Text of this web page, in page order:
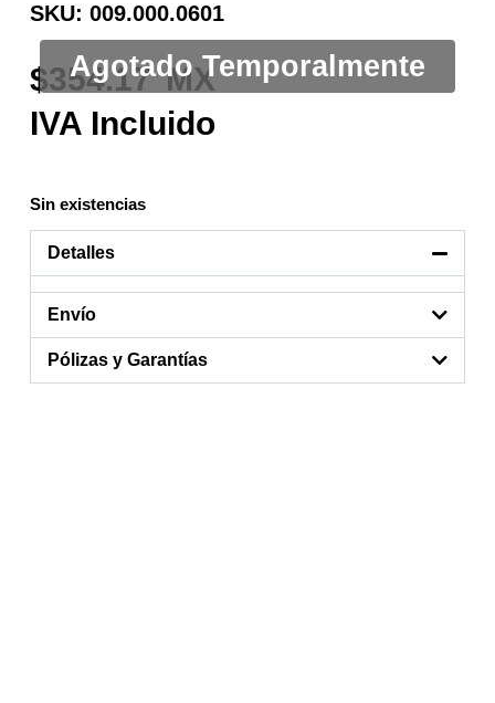
SKU: 009.000.0601
354.17
Sin existencias
Detalles
Envío
Pólizas y Garantías